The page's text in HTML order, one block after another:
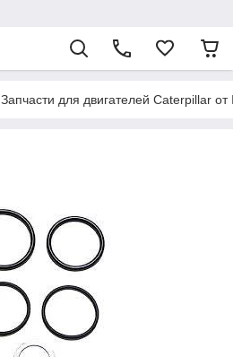
Запчасти для двигателей Caterpillar